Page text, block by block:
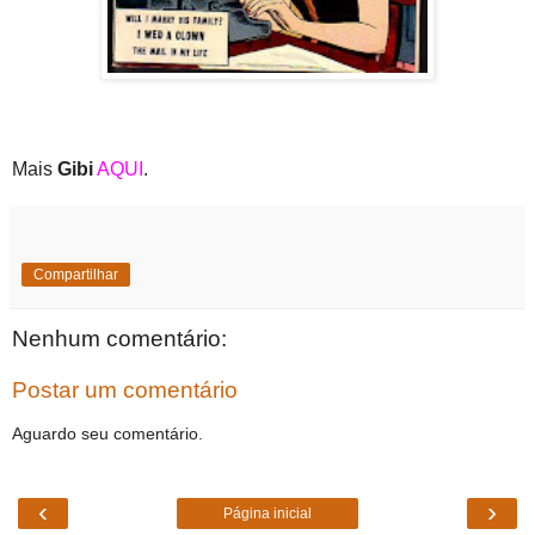
Mais GibiAQUI .
Compartilhar
Nenhum comentário:
Postar um comentário
Aguardo seu comentário.
‹ ›
Página inicial